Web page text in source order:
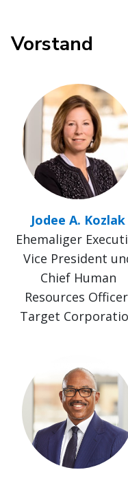
Vorstand
Jodee A. Kozlak
Ehemaliger
Vice President
Chief Human
Resources
Target